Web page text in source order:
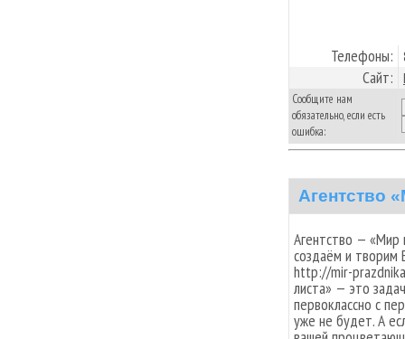
Телефоны:
Сайт:
Сообщите нам
обязательно, если есть
ошибка:
Агентство
Агентство —
создаём и творим
http://mir-
листа» — это
первоклассно с
уже не будет. А